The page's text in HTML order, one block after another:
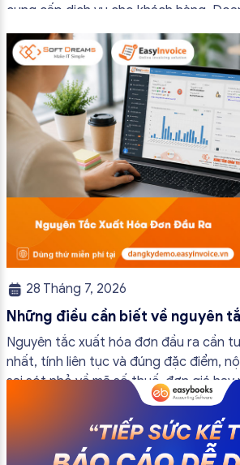
cung cấp dịch vụ cho khách hàng.
quy trình vận hành và tránh được
chính không đáng có nếu nắm rõ […]
28 Tháng 7, 2026
Những điều cần biết về nguyên
đầu ra
Nguyên tắc xuất hóa đơn đầu ra cần
nhất, tính liên tục và đúng đặc điểm,
sai sót nhỏ về mã số thuế, đơn giá hay
ảnh hưởng đến quá trình quyết toán
toán có thể tham khảo […]